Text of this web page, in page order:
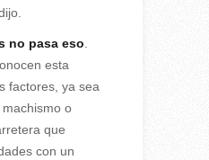
no pasa eso
esta
factores, ya sea
o
que
con un